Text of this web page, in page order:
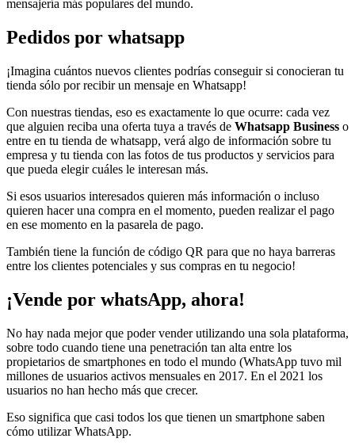
mensajería más populares del mundo.
Pedidos por whatsapp
¡Imagina cuántos nuevos clientes podrías conseguir si conocieran tu
tienda sólo por recibir un mensaje en Whatsapp!
Con nuestras tiendas, eso es exactamente lo que ocurre: cada vez
que alguien reciba una oferta tuya a través de Whatsapp Business o
entre en tu tienda de whatsapp, verá algo de información sobre tu
empresa y tu tienda con las fotos de tus productos y servicios para
que pueda elegir cuáles le interesan más.
Si esos usuarios interesados quieren más información o incluso
quieren hacer una compra en el momento, pueden realizar el pago
en ese momento en la pasarela de pago.
También tiene la función de código QR para que no haya barreras
entre los clientes potenciales y sus compras en tu negocio!
¡Vende por whatsApp, ahora!
No hay nada mejor que poder vender utilizando una sola plataforma,
sobre todo cuando tiene una penetración tan alta entre los
propietarios de smartphones en todo el mundo (WhatsApp tuvo mil
millones de usuarios activos mensuales en 2017. En el 2021 los
usuarios no han hecho más que crecer.
Eso significa que casi todos los que tienen un smartphone saben
cómo utilizar WhatsApp.